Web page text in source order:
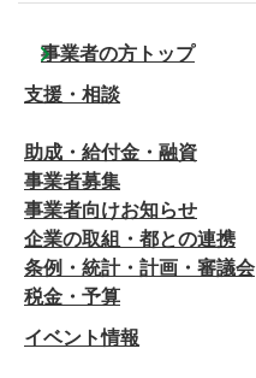
事業者の方トップ
支援・相談
助成・給付金・融資
事業者募集
事業者向けお知らせ
企業の取組・都との連携
条例・統計・計画・審議会
税金・予算
イベント情報